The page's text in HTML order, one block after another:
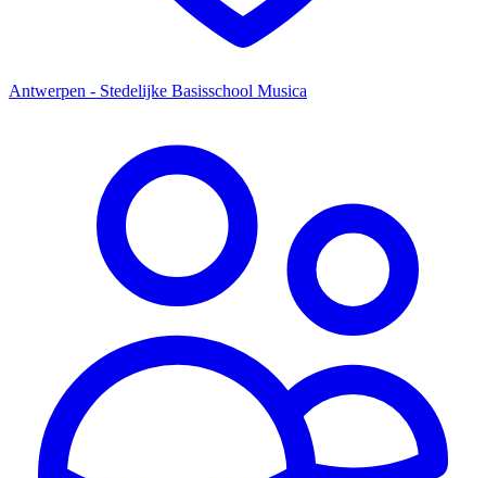
Antwerpen - Stedelijke Basisschool Musica